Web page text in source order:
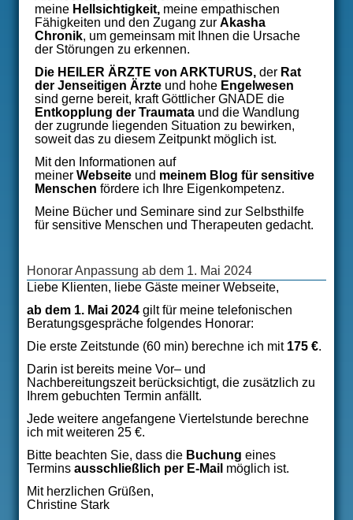
meine Hellsichtigkeit, meine empathischen
Fähigkeiten und den Zugang zur Akasha
Chronik, um gemeinsam mit Ihnen die Ursache
der Störungen zu erkennen.
Die HEILER ÄRZTE von ARKTURUS, der Rat
der Jenseitigen Ärzte und hohe Engelwesen
sind gerne bereit, kraft Göttlicher GNADE die
Entkopplung der Traumata und die Wandlung
der zugrunde liegenden Situation zu bewirken,
soweit das zu diesem Zeitpunkt möglich ist.
Mit den Informationen auf
meiner Webseite und meinem Blog für sensitive
Menschen fördere ich Ihre Eigenkompetenz.
Meine Bücher und Seminare sind zur Selbsthilfe
für sensitive Menschen und Therapeuten gedacht.
Honorar Anpassung ab dem 1. Mai 2024
Liebe Klienten, liebe Gäste meiner Webseite,
ab dem 1. Mai 2024 gilt für meine telefonischen
Beratungsgespräche folgendes Honorar:
Die erste Zeitstunde (60 min) berechne ich mit 175 €.
Darin ist bereits meine Vor– und
Nachbereitungszeit berücksichtigt, die zusätzlich zu
Ihrem gebuchten Termin anfällt.
Jede weitere angefangene Viertelstunde berechne
ich mit weiteren 25 €.
Bitte beachten Sie, dass die Buchung eines
Termins ausschließlich per E-Mail möglich ist.
Mit herzlichen Grüßen,
Christine Stark